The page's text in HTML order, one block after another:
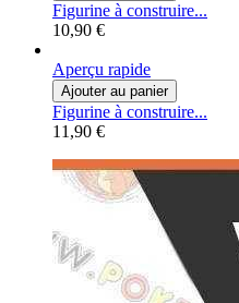
Figurine à construire...
10,90 €
Aperçu rapide
Ajouter au panier
Figurine à construire...
11,90 €